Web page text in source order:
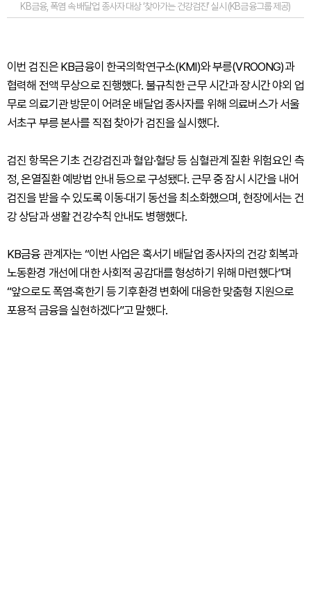
KB금융, 폭염 속 배달업 종사자 대상 ‘찾아가는 건강검진’ 실시 (KB금융그룹 제공)
이번 검진은 KB금융이 한국의학연구소(KMI)와 부릉(VROONG)과
협력해 전액 무상으로 진행했다. 불규칙한 근무 시간과 장시간 야외 업
무로 의료기관 방문이 어려운 배달업 종사자를 위해 의료버스가 서울
서초구 부릉 본사를 직접 찾아가 검진을 실시했다.
검진 항목은 기초 건강검진과 혈압·혈당 등 심혈관계 질환 위험요인 측
정, 온열질환 예방법 안내 등으로 구성됐다. 근무 중 잠시 시간을 내어
검진을 받을 수 있도록 이동·대기 동선을 최소화했으며, 현장에서는 건
강 상담과 생활 건강수칙 안내도 병행했다.
KB금융 관계자는 “이번 사업은 혹서기 배달업 종사자의 건강 회복과
노동환경 개선에 대한 사회적 공감대를 형성하기 위해 마련했다”며
“앞으로도 폭염·혹한기 등 기후환경 변화에 대응한 맞춤형 지원으로
포용적 금융을 실현하겠다”고 말했다.